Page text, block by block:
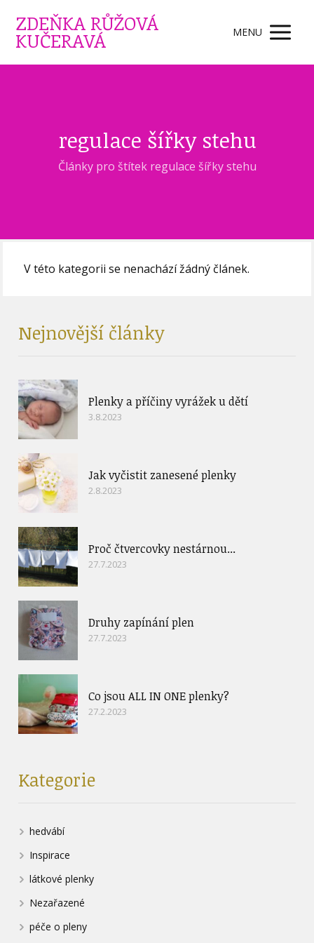
ZDEŇKA RŮŽOVÁ
KUČERAVÁ MENU
regulace šířky stehu
Články pro štítek regulace šířky stehu
V této kategorii se nenachází žádný článek.
Nejnovější články
Plenky a příčiny vyrážek u dětí
3.8.2023
Jak vyčistit zanesené plenky
2.8.2023
Proč čtvercovky nestárnou...
27.7.2023
Druhy zapínání plen
27.7.2023
Co jsou ALL IN ONE plenky?
27.2.2023
Kategorie
hedvábí
Inspirace
látkové plenky
Nezařazené
péče o pleny